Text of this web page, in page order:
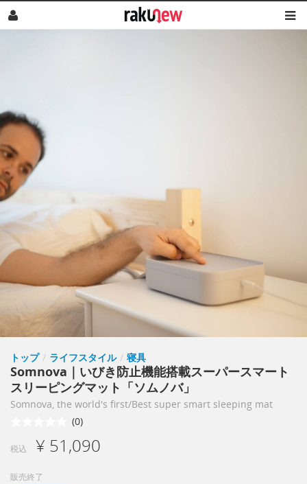
トップ / ライフスタイル / 寝具
Somnova｜いびき防止機能搭載スーパースマート
スリーピングマット「ソムノバ」
Somnova, the world's first/Best super smart sleeping mat
(0)
税込 ¥ 51,090
販売終了